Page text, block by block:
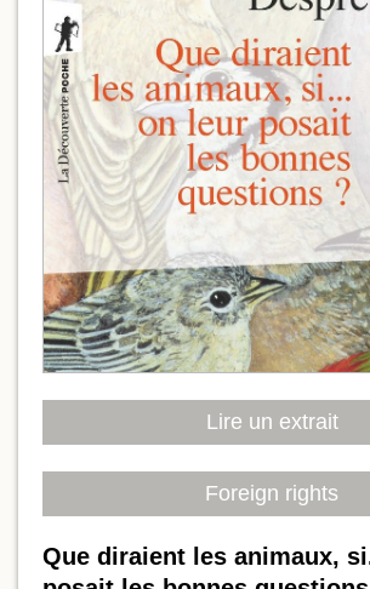
Lire un extrait
Foreign rights
Que diraient les animaux,